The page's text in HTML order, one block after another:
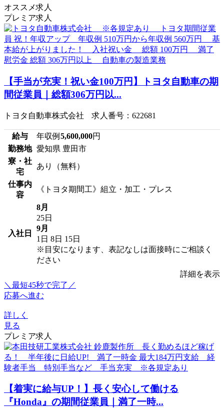
オススメ求人
プレミア求人
【手当が充実！祝い金100万円】トヨタ自動車の期
間従業員｜総額306万円以...
トヨタ自動車株式会社 求人番号：622681
給与 年収例 5,600,000円
勤務地 愛知県 豊田市
寮・社
宅
あり（無料）
仕事内
容
《トヨタ期間工》組立・加工・プレス
入社日
8月
25日
9月
1日 8日 15日
※目安になります、表記なしは面接時にご相談く
ださい
詳細を表示
＼最短45秒で完了／
応募へ進む
詳しく
見る
プレミア求人
【着実に給与UP！】長く安心して働ける
『Honda』の期間従業員｜満了一時...